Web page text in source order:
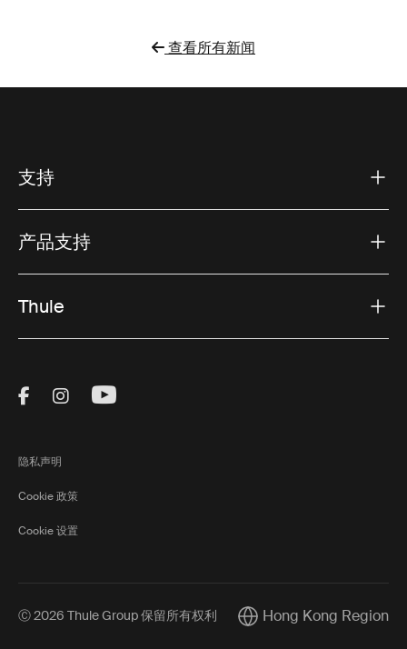
查看所有新闻
支持
产品支持
Thule
Visit Thule on Facebook (external link)
Visit Thule on Instagram (external link)
Visit Thule on Youtube (external
隐私声明
Cookie 政策
Cookie 设置
Ⓒ 2026 Thule Group 保留所有权利 Current market/Switch
Hong Kong Region